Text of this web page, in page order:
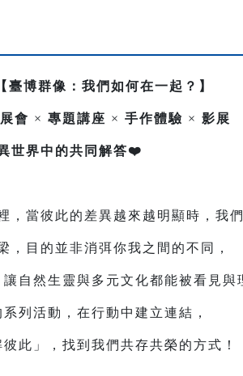
博群像：我們如何在一起？】
會 × 專題講座 × 手作體驗 × 影展
世界中的共同解答❤️
當彼此的差異越來越明顯時，我
，目的並非消弭你我之間的不同，
自然生靈與多元文化都能被看見與
列活動，在行動中建立連結，
此」，找到我們共存共榮的方式！